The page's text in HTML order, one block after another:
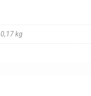
0,17 kg